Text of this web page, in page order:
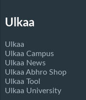
Ulkaa
Ulkaa
Ulkaa Campus
Ulkaa News
Ulkaa Abhro Shop
Ulkaa Tool
Ulkaa University